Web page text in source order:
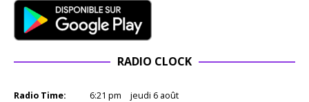
RADIO CLOCK
Radio Time: 6:21 pm jeudi 6 août